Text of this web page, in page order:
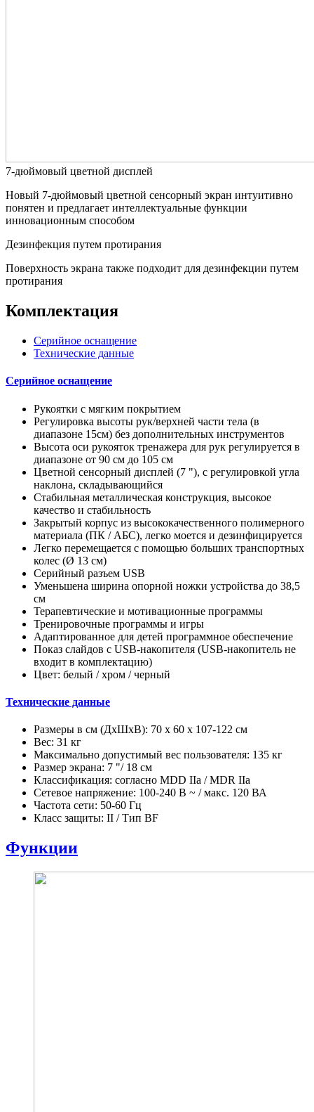
7-дюймовый цветной дисплей
Новый 7-дюймовый цветной сенсорный экран интуитивно
понятен и предлагает интеллектуальные функции
инновационным способом
Дезинфекция путем протирания
Поверхность экрана также подходит для дезинфекции путем
протирания
Комплектация
Серийное оснащение
Технические данные
Серийное оснащение
Рукоятки с мягким покрытием
Регулировка высоты рук/верхней части тела (в
диапазоне 15см) без дополнительных инструментов
Высота оси рукояток тренажера для рук регулируется в
диапазоне от 90 см до 105 см
Цветной сенсорный дисплей (7 "), с регулировкой угла
наклона, складывающийся
Стабильная металлическая конструкция, высокое
качество и стабильность
Закрытый корпус из высококачественного полимерного
материала (ПК / АБС), легко моется и дезинфицируется
Легко перемещается с помощью больших транспортных
колес (Ø 13 см)
Серийный разъем USB
Уменьшена ширина опорной ножки устройства до 38,5
см
Терапевтические и мотивационные программы
Тренировочные программы и игры
Адаптированное для детей программное обеспечение
Показ слайдов с USB-накопителя (USB-накопитель не
входит в комплектацию)
Цвет: белый / хром / черный
Технические данные
Размеры в см (ДхШхВ): 70 х 60 х 107-122 см
Вес: 31 кг
Максимально допустимый вес пользователя: 135 кг
Размер экрана: 7 "/ 18 см
Классификация: согласно MDD IIa / MDR IIa
Сетевое напряжение: 100-240 В ~ / макс. 120 ВА
Частота сети: 50-60 Гц
Класс защиты: II / Тип BF
Функции